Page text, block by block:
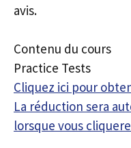
avis.
Contenu du cours
Practice Tests
Cliquez ici pour
La réduction sera
lorsque vous